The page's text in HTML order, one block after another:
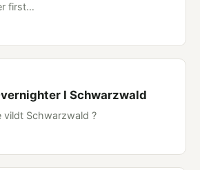
first…
I Schwarzwald
vildt Schwarzwald ?